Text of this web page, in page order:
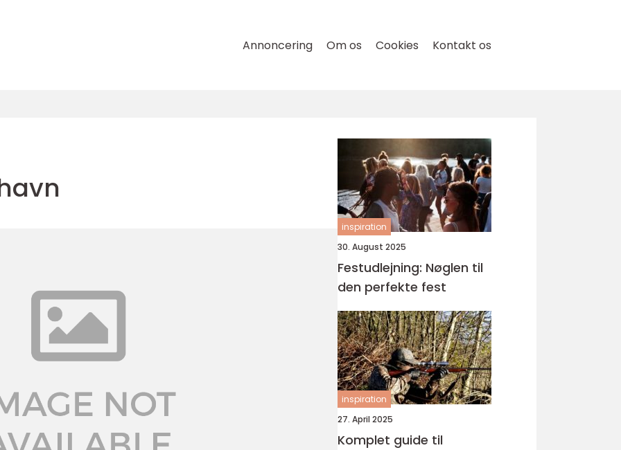
Annoncering Om os Cookies Kontakt os
inspiration
30. August 2025
Festudlejning: Nøglen til
den perfekte fest
inspiration
27. April 2025
Komplet guide til